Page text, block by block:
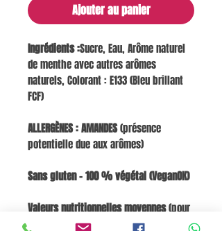
Ajouter au panier
Ingrédients :Sucre, Eau, Arôme naturel
de menthe avec autres arômes
naturels, Colorant : E133 (Bleu brillant
FCF)
ALLERGÈNES :AMANDES(présence
potentielle due aux arômes)
Sans gluten – 100 % végétal (VeganOK)
Valeurs nutritionnelles moyennes(pour
100 ml de sirop) : Énergie 1434–1470 kJ /